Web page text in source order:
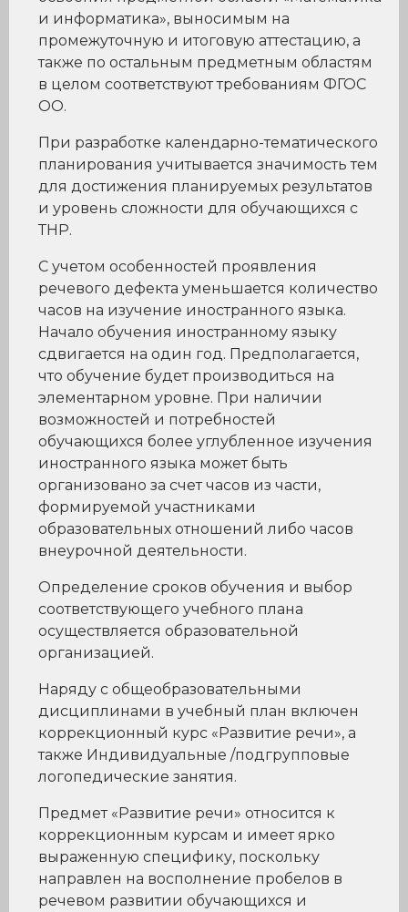
и информатика», выносимым на
промежуточную и итоговую аттестацию, а
также по остальным предметным областям
в целом соответствуют требованиям ФГОС
ОО.
При разработке календарно-тематического
планирования учитывается значимость тем
для достижения планируемых результатов
и уровень сложности для обучающихся с
ТНР.
С учетом особенностей проявления
речевого дефекта уменьшается количество
часов на изучение иностранного языка.
Начало обучения иностранному языку
сдвигается на один год. Предполагается,
что обучение будет производиться на
элементарном уровне. При наличии
возможностей и потребностей
обучающихся более углубленное изучения
иностранного языка может быть
организовано за счет часов из части,
формируемой участниками
образовательных отношений либо часов
внеурочной деятельности.
Определение сроков обучения и выбор
соответствующего учебного плана
осуществляется образовательной
организацией.
Наряду с общеобразовательными
дисциплинами в учебный план включен
коррекционный курс «Развитие речи», а
также Индивидуальные /подгрупповые
логопедические занятия.
Предмет «Развитие речи» относится к
коррекционным курсам и имеет ярко
выраженную специфику, поскольку
направлен на восполнение пробелов в
речевом развитии обучающихся и